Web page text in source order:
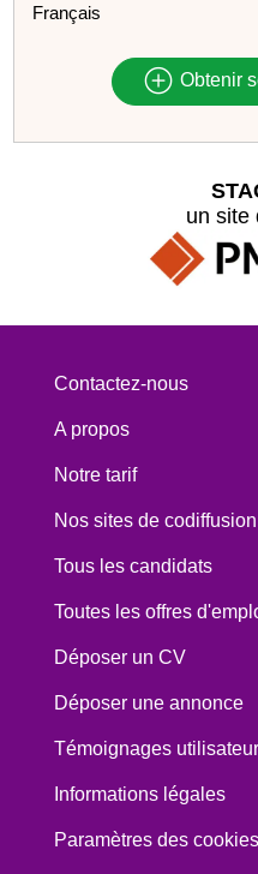
Français
Obtenir
un site
Contactez-nous
A propos
Notre tarif
Nos sites de codiffusion
Tous les candidats
Toutes les offres
Déposer un CV
Déposer une annonce
Témoignages
Informations légales
Paramètres des cookies